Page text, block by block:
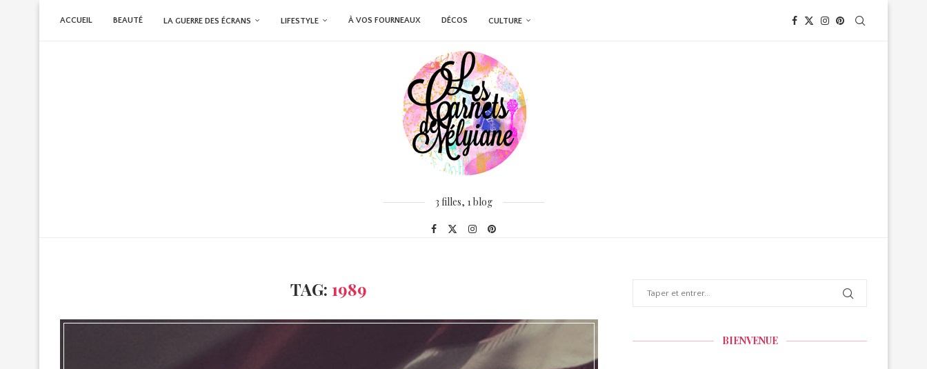
ACCUEIL BEAUTÉ LA GUERRE DES ÉCRANS LIFESTYLE À VOS FOURNEAUX DÉCOS CULTURE
3 filles, 1 blog
TAG:1989
BIENVENUE